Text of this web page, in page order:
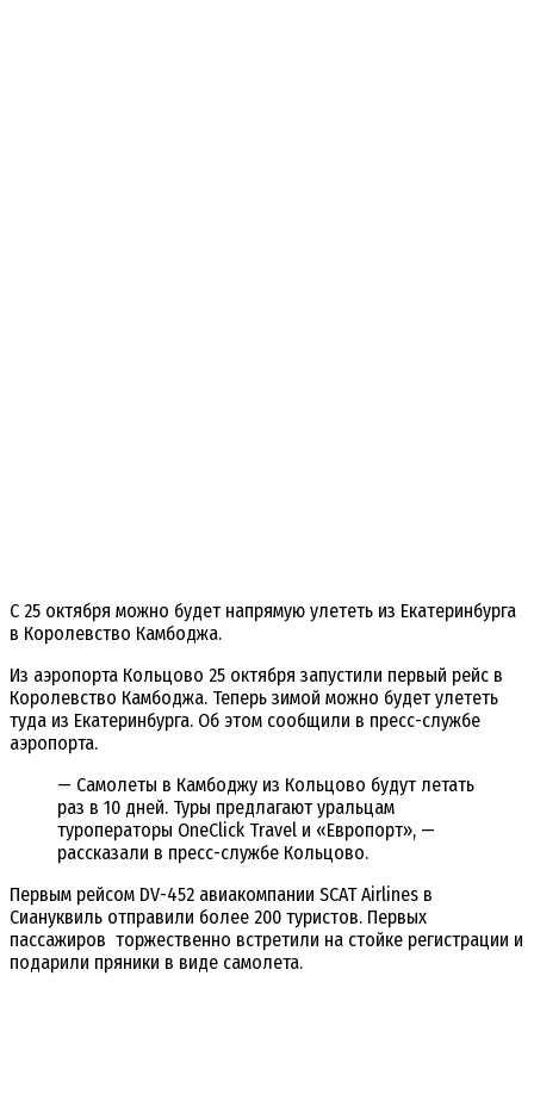
С 25 октября можно будет напрямую улететь из Екатеринбурга
в Королевство Камбоджа.
Из аэропорта Кольцово 25 октября запустили первый рейс в
Королевство Камбоджа. Теперь зимой можно будет улететь
туда из Екатеринбурга. Об этом сообщили в пресс-службе
аэропорта.
— Самолеты в Камбоджу из Кольцово будут летать
раз в 10 дней. Туры предлагают уральцам
туроператоры OneClick Travel и «Европорт», —
рассказали в пресс-службе Кольцово.
Первым рейсом DV-452 авиакомпании SCAT Airlines в
Сиануквиль отправили более 200 туристов. Первых
пассажиров торжественно встретили на стойке регистрации и
подарили пряники в виде самолета.